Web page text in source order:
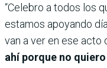
“Celebro a todos los
estamos apoyando
van a ver en ese acto
ahí porque no